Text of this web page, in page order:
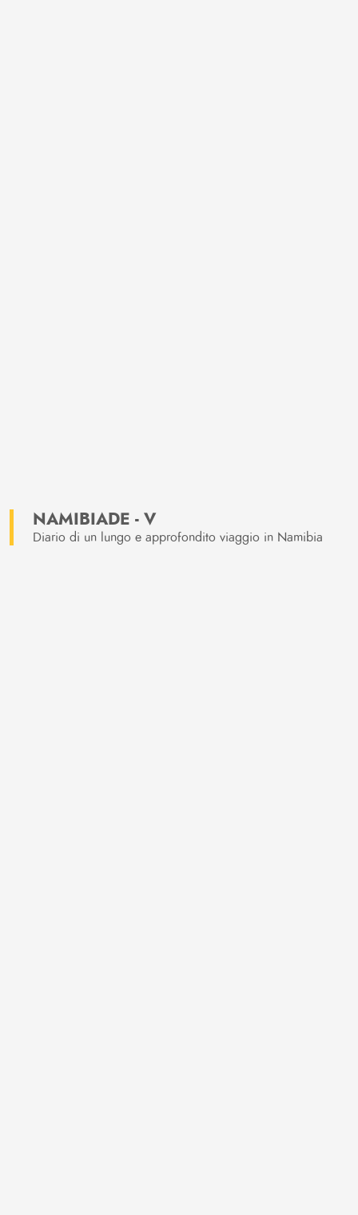
NAMIBIADE - V
Diario di un lungo e approfondito viaggio in Namibia